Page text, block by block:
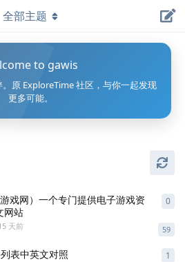
to gawis
原 ExploreTime 社区，与你一起发现
更多可能。
全部主题
戏网）一个专门提供电子游戏资
网站
天前 59
0
表中英文对照 1